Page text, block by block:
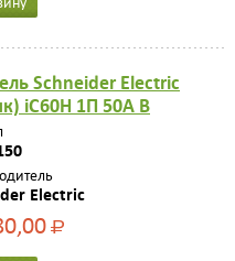
Schneider Electric
iC60H 1П 50A B
Electric
Р